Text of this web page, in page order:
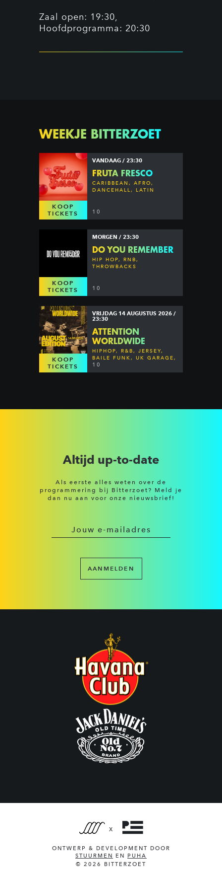
Zaal open: 19:30,
Hoofdprogramma: 20:30
WEEKJE BITTERZOET
KOOP
TICKETS
VANDAAG / 23:30
FRUTA FRESCO
CARIBBEAN, AFRO,
DANCEHALL, LATIN
10
KOOP
TICKETS
MORGEN / 23:30
DO YOU REMEMBER
HIP HOP, RNB,
THROWBACKS
10
KOOP
TICKETS
VRIJDAG 14 AUGUSTUS 2026 /
23:30
ATTENTION
WORLDWIDE
HIPHOP, R&B, JERSEY,
BAILE FUNK, UK GARAGE,
DANCEHALL & MORE
10
Altijd up-to-date
Als eerste alles weten over de
programmering bij Bitterzoet? Meld je
dan nu aan voor onze nieuwsbrief!
AANMELDEN
X
ONTWERP & DEVELOPMENT DOOR
STUURMEN
EN PUHA
© 2026 BITTERZOET